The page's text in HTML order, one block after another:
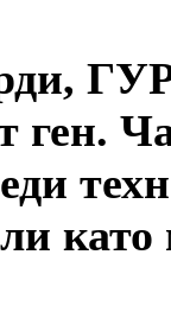
ген.